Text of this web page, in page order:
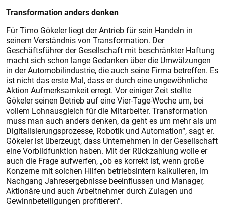
Transformation anders denken
Für Timo Gökeler liegt der Antrieb für sein Handeln in
seinem Verständnis von Transformation. Der
Geschäftsführer der Gesellschaft mit beschränkter Haftung
macht sich schon lange Gedanken über die Umwälzungen
in der Automobilindustrie, die auch seine Firma betreffen. Es
ist nicht das erste Mal, dass er durch eine ungewöhnliche
Aktion Aufmerksamkeit erregt. Vor einiger Zeit stellte
Gökeler seinen Betrieb auf eine Vier-Tage-Woche um, bei
vollem Lohnausgleich für die Mitarbeiter. Transformation
muss man auch anders denken, da geht es um mehr als um
Digitalisierungsprozesse, Robotik und Automation“, sagt er.
Gökeler ist überzeugt, dass Unternehmen in der Gesellschaft
eine Vorbildfunktion haben. Mit der Rückzahlung wolle er
auch die Frage aufwerfen, „ob es korrekt ist, wenn große
Konzerne mit solchen Hilfen betriebsintern kalkulieren, im
Nachgang Jahreser­gebnisse beeinflussen und Manager,
Aktionäre und auch Arbeitnehmer durch Zulagen und
Gewinnbeteiligungen profitieren“.